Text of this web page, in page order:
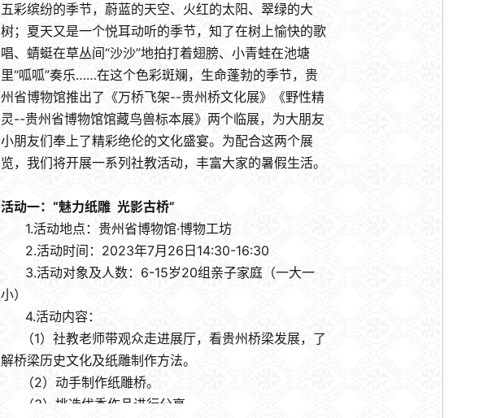
五彩缤纷的季节，蔚蓝的天空、火红的太阳、翠绿的大
树；夏天又是一个悦耳动听的季节，知了在树上愉快的歌
唱、蜻蜓在草丛间“沙沙”地拍打着翅膀、小青蛙在池塘
里“呱呱”奏乐……在这个色彩斑斓，生命蓬勃的季节，贵
州省博物馆推出了《万桥飞架--贵州桥文化展》《野性精
灵--贵州省博物馆馆藏鸟兽标本展》两个临展，为大朋友
小朋友们奉上了精彩绝伦的文化盛宴。为配合这两个展
览，我们将开展一系列社教活动，丰富大家的暑假生活。
活动一：“魅力纸雕 光影古桥”
1.活动地点：贵州省博物馆·博物工坊
2.活动时间：2023年7月26日14:30-16:30
3.活动对象及人数：6-15岁20组亲子家庭（一大一
小）
4.活动内容：
（1）社教老师带观众走进展厅，看贵州桥梁发展，了
解桥梁历史文化及纸雕制作方法。
（2）动手制作纸雕桥。
（3）挑选优秀作品进行分享。